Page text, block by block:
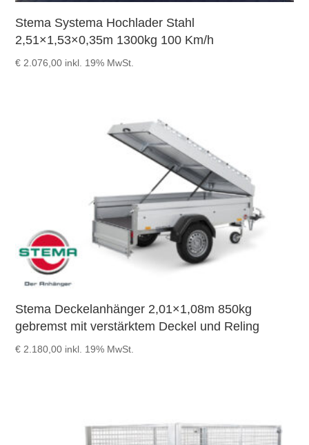
Stema Systema Hochlader Stahl
2,51×1,53×0,35m 1300kg 100 Km/h
€ 2.076,00 inkl. 19% MwSt.
Stema Deckelanhänger 2,01×1,08m 850kg
gebremst mit verstärktem Deckel und Reling
€ 2.180,00 inkl. 19% MwSt.